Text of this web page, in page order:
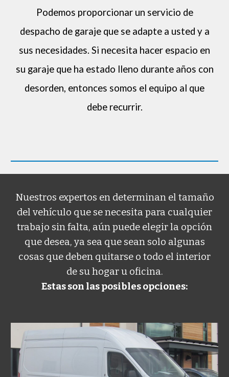
Podemos proporcionar un servicio de
despacho de garaje que se adapte a usted y a
sus necesidades. Si necesita hacer espacio en
su garaje que ha estado lleno durante años con
desorden, entonces somos el equipo al que
debe recurrir.
Nuestros expertos en determinan el tamaño
del vehículo que se necesita para cualquier
trabajo sin falta, aún puede elegir la opción
que desea, ya sea que sean solo algunas
cosas que deben quitarse o todo el interior
de su hogar u oficina.
Estas son las posibles opciones: